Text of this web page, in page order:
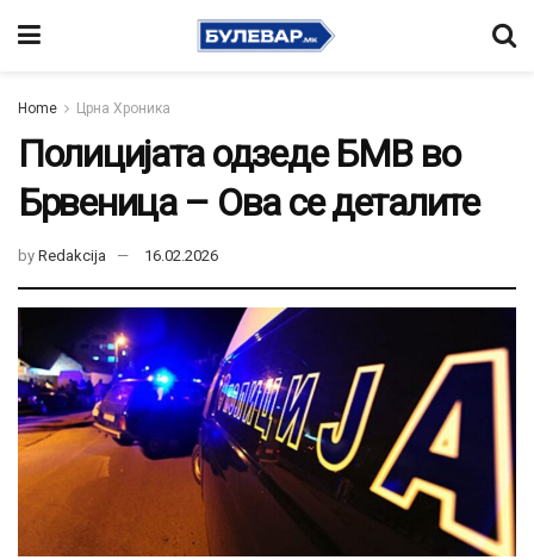
Home Црна Хроника
Полицијата одзеде БМВ во
Брвеница – Ова се деталите
by Redakcija 16.02.2026